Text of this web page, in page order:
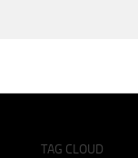
TAG CLOUD